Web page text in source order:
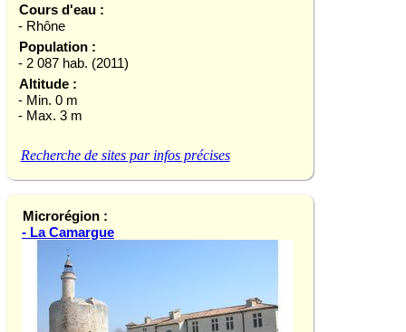
Cours d'eau :
- Rhône
Population :
- 2 087 hab. (2011)
Altitude :
- Min. 0 m
- Max. 3 m
Recherche de sites par infos précises
Microrégion :
- La Camargue